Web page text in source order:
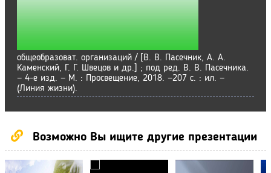
общеобразоват. организаций / [В. В. Пасечник, А. А.
Каменский, Г. Г. Швецов и др.] ; под ред. В. В. Пасечника.
— 4-е изд. — М. : Просвещение, 2018. —207 с. : ил. —
(Линия жизни).
Возможно Вы ищите другие презентации